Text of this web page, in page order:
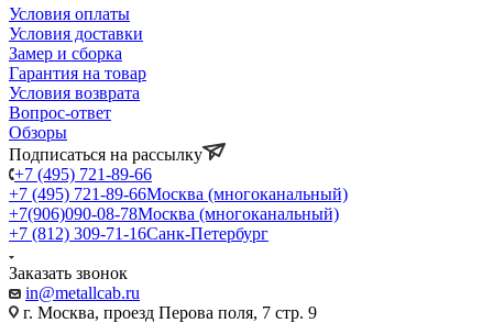
Условия оплаты
Условия доставки
Замер и сборка
Гарантия на товар
Условия возврата
Вопрос-ответ
Обзоры
Подписаться на рассылку
+7 (495) 721-89-66
+7 (495) 721-89-66Москва (многоканальный)
+7(906)090-08-78Москва (многоканальный)
+7 (812) 309-71-16Санк-Петербург
Заказать звонок
in@metallcab.ru
г. Москва, проезд Перова поля, 7 стр. 9